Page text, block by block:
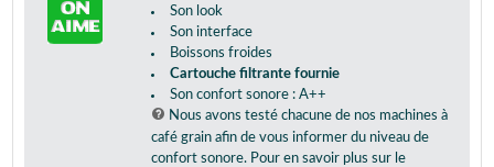
Son look
Son interface
Boissons froides
Cartouche filtrante fournie
Son confort sonore : A++
Nous avons testé chacune de nos machines à
café grain afin de vous informer du niveau de
confort sonore. Pour en savoir plus sur le